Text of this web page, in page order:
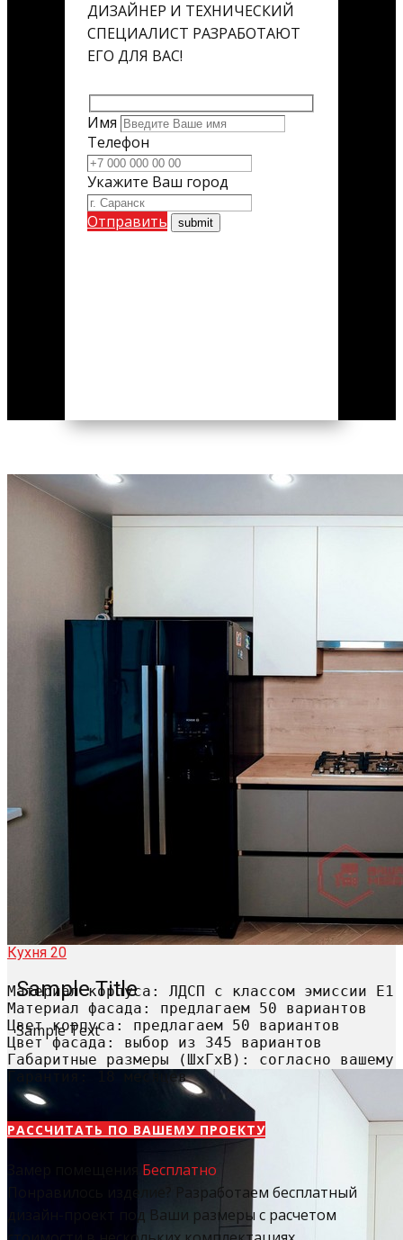
ДИЗАЙНЕР И ТЕХНИЧЕСКИЙ
СПЕЦИАЛИСТ РАЗРАБОТАЮТ
ЕГО ДЛЯ ВАС!
Имя
Телефон
Укажите Ваш город
Отправить
Sample Title
Sample Text
Кухня 20
Материал корпуса: ЛДСП с классом эмиссии Е1
Материал фасада: предлагаем 50 вариантов
Цвет корпуса: предлагаем 50 вариантов
Цвет фасада: выбор из 345 вариантов
Габаритные размеры (ШхГхВ): согласно вашему
Гарантия: 18 месяцев
РАССЧИТАТЬ​ ПО ВАШЕМУ ПРОЕКТУ
Бесплатно
Понравилось изделие? Разработаем бесплатный
дизайн-проект под Ваши размеры с расчетом